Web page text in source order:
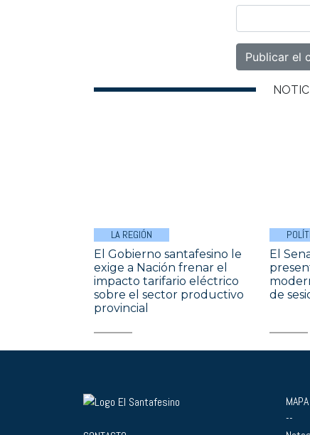
LA REGIÓN
El Gobierno santafesino le
exige a Nación frenar el
impacto tarifario eléctrico
sobre el sector productivo
provincial
El
de
--